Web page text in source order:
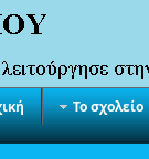
Το σχολείο